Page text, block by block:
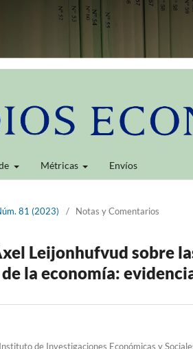
Métricas Envíos
81 (2023) / Notas y Comentarios
Leijonhufvud sobre
la economía:
de Investigaciones Económicas y